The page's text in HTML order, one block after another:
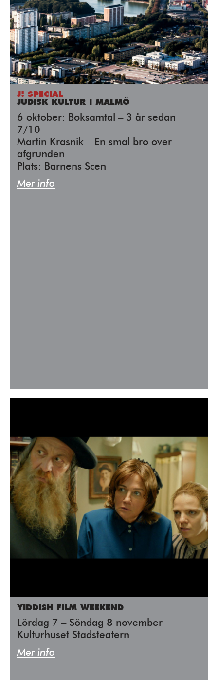
J! SPECIAL
JUDISK KULTUR I MALMÖ
6 oktober: Boksamtal – 3 år sedan
7/10
Martin Krasnik – En smal bro over
afgrunden
Plats: Barnens Scen
Mer info
YIDDISH FILM WEEKEND
Lördag 7 – Söndag 8 november
Kulturhuset Stadsteatern
Mer info